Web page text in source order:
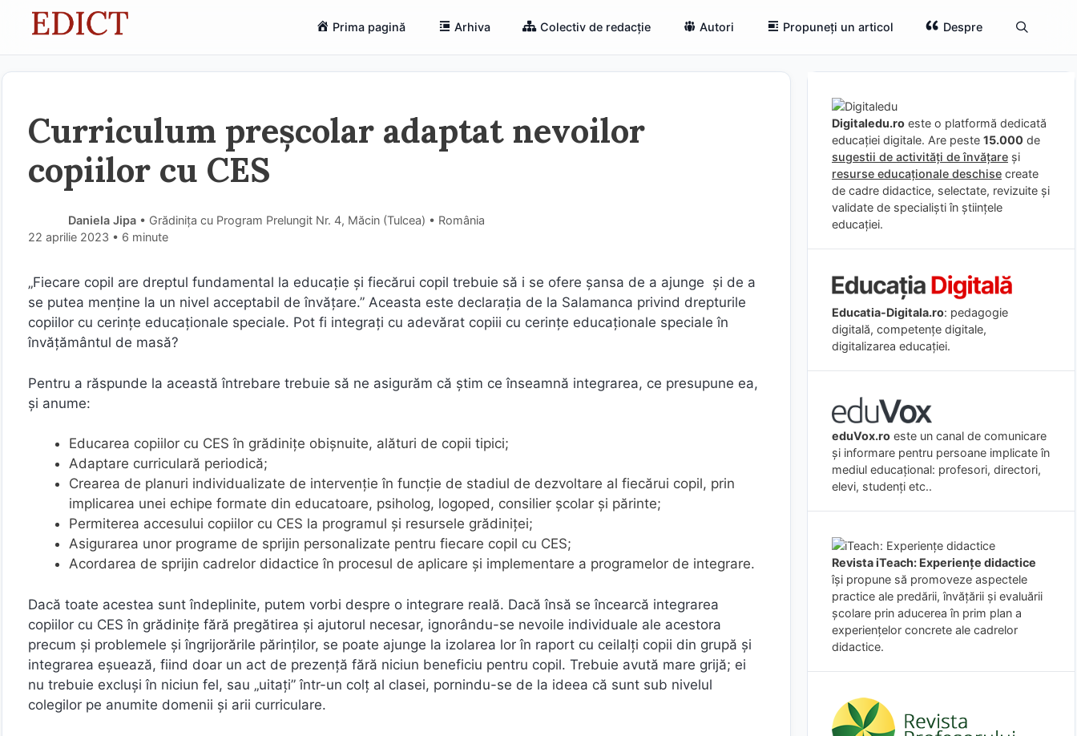
Prima pagină Arhiva Colectiv de redacție Autori Propuneți un articol Despre
Curriculum preșcolar adaptat nevoilor
copiilor cu CES
Daniela Jipa • Grădinița cu Program Prelungit Nr. 4, Măcin (Tulcea) • România
22 aprilie 2023 • 6 minute
„Fiecare copil are dreptul fundamental la educație și fiecărui copil trebuie să i se ofere șansa de a ajunge și de a
se putea menține la un nivel acceptabil de învățare.” Aceasta este declarația de la Salamanca privind drepturile
copiilor cu cerințe educaționale speciale. Pot fi integrați cu adevărat copiii cu cerințe educaționale speciale în
învățământul de masă?
Pentru a răspunde la această întrebare trebuie să ne asigurăm că știm ce înseamnă integrarea, ce presupune ea,
și anume:
Educarea copiilor cu CES în grădinițe obișnuite, alături de copii tipici;
Adaptare curriculară periodică;
Crearea de planuri individualizate de intervenție în funcție de stadiul de dezvoltare al fiecărui copil, prin
implicarea unei echipe formate din educatoare, psiholog, logoped, consilier școlar și părinte;
Permiterea accesului copiilor cu CES la programul și resursele grădiniței;
Asigurarea unor programe de sprijin personalizate pentru fiecare copil cu CES;
Acordarea de sprijin cadrelor didactice în procesul de aplicare și implementare a programelor de integrare.
Dacă toate acestea sunt îndeplinite, putem vorbi despre o integrare reală. Dacă însă se încearcă integrarea
copiilor cu CES în grădinițe fără pregătirea și ajutorul necesar, ignorându-se nevoile individuale ale acestora
precum și problemele și îngrijorările părinților, se poate ajunge la izolarea lor în raport cu ceilalți copii din grupă și
integrarea eșuează, fiind doar un act de prezență fără niciun beneficiu pentru copil. Trebuie avută mare grijă; ei
nu trebuie excluși în niciun fel, sau „uitați” într-un colț al clasei, pornindu-se de la ideea că sunt sub nivelul
colegilor pe anumite domenii și arii curriculare.
Digitaledu.ro este o platformă dedicată
educației digitale. Are peste 15.000 de
sugestii de activități de învățare și
resurse educaționale deschise create
de cadre didactice, selectate, revizuite și
validate de specialiști în științele
educației.
Educatia-Digitala.ro: pedagogie
digitală, competențe digitale,
digitalizarea educației.
eduVox.ro este un canal de comunicare
și informare pentru persoane implicate în
mediul educațional: profesori, directori,
elevi, studenți etc..
Revista iTeach: Experienţe didactice
îşi propune să promoveze aspectele
practice ale predării, învăţării şi evaluării
şcolare prin aducerea în prim plan a
experienţelor concrete ale cadrelor
didactice.